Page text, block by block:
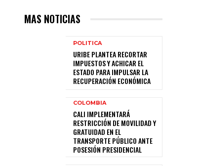
MAS NOTICIAS
POLITICA
URIBE PLANTEA RECORTAR
IMPUESTOS Y ACHICAR EL
ESTADO PARA IMPULSAR LA
RECUPERACIÓN ECONÓMICA
COLOMBIA
CALI IMPLEMENTARÁ
RESTRICCIÓN DE MOVILIDAD Y
GRATUIDAD EN EL
TRANSPORTE PÚBLICO ANTE
POSESIÓN PRESIDENCIAL